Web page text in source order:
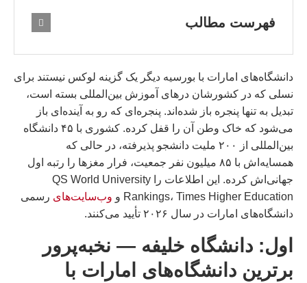
فهرست مطالب
دانشگاه‌های امارات با بورسیه دیگر یک گزینه لوکس نیستند برای
نسلی که در کشورشان درهای آموزش بین‌المللی بسته است،
تبدیل به تنها پنجره باز شده‌اند. پنجره‌ای که رو به آینده‌ای باز
می‌شود که خاک وطن آن را قفل کرده. کشوری با ۴۵ دانشگاه
بین‌المللی از ۲۰۰ ملیت دانشجو پذیرفته، در حالی که
همسایه‌اش با ۸۵ میلیون نفر جمعیت، فرار مغزها را رتبه اول
جهانی‌اش کرده. این اطلاعات را QS World University
Rankings، Times Higher Education و
وب‌سایت‌های رسمی
دانشگاه‌های امارات در سال ۲۰۲۶ تأیید می‌کنند.
اول: دانشگاه خلیفه — نخبه‌پرور
برترین دانشگاه‌های امارات با